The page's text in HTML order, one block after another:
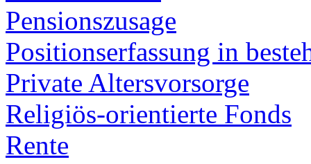
Pensionszusage
Positionserfassung in
Private Altersvorsorge
Religiös-orientierte Fonds
Rente